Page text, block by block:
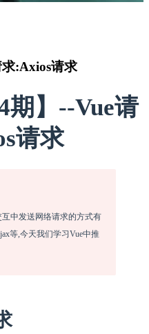
:Axios请求
期】--Vue请
请求
中发送网络请求的方式有
等,今天我们学习Vue中推